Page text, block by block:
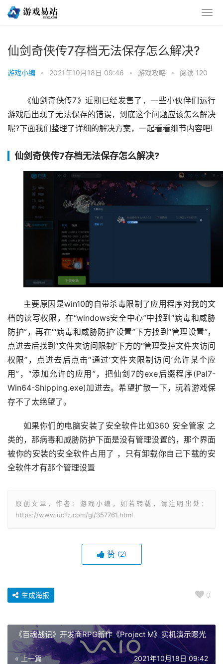
仙剑奇侠传7存档无法保存怎么解决?
游戏小编 • 2021年10月18日 09:46 • 游戏攻略 • 阅读 120
《仙剑奇侠传7》近期已经发售了，一些小伙伴们运行
游戏后出现了无法保存的错误，到底这个问题应该怎么解决
呢?下面我们整理了详细的解决方案，一起看看细节内容吧!
仙剑奇侠传7存档无法保存怎么解决?
主要原因是win10的自带杀毒限制了应用程序对我的文
档的读写权限，在“windows安全中心”中找到“病毒和威胁
防护”，再在“‘病毒和威胁防护’设置”下方找到“管理设置”，
点进去后找到“文件夹访问限制”下方的“管理受控文件夹访问
权限”，点进去后点击“通过‘文件夹限制访问’允许某个应
用”，“添加允许的应用”，把仙剑7的exe后缀程序(Pal7-
Win64-Shipping.exe)加进去。希望扩散一下，玩着游戏保
存不了太绝望了。
如果你们的电脑安装了安全软件比如360 安全管家 之
类的，那病毒和威胁防护下面是没有管理设置的，那个界面
被你的安装的安全软件占用了 ，只有卸载你自己下载的安
全软件才有那个管理设置
原创文章，作者：游戏小编，如若转载，请注明出处：
https://www.uc1z.com/gl/357761.html
赞 (2)
0
生成海报
《百魂战记》开发商RPG新作《Project M》实机演示曝光
« 上一篇 2021年10月18日 09:42